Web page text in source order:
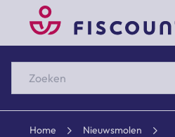
Zoeken
Home
Nieuwsmolen